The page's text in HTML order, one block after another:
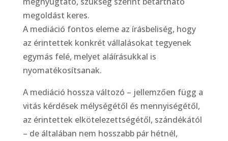
megoldást keres.
A mediáció fontos eleme az írásbeliség, hogy
az érintettek konkrét vállalásokat tegyenek
egymás felé, melyet aláírásukkal is
nyomatékosítsanak.
A mediáció hossza változó – jellemzően függ a
vitás kérdések mélységétől és mennyiségétől,
az érintettek elkötelezettségétől, szándékától
– de általában nem hosszabb pár hétnél,